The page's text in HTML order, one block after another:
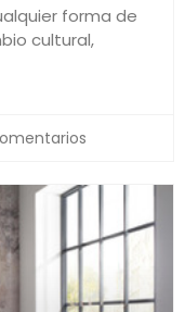
forma de
cultural,